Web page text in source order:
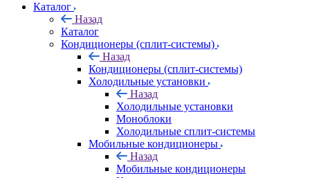
Каталог
Назад
Каталог
Кондиционеры (сплит-системы)
Назад
Кондиционеры (сплит-системы)
Холодильные установки
Назад
Холодильные установки
Моноблоки
Холодильные сплит-системы
Мобильные кондиционеры
Назад
Мобильные кондиционеры